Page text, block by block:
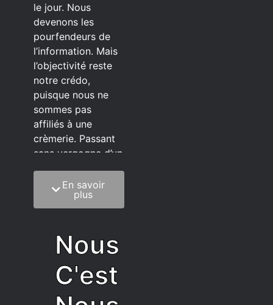
le jour. Nous
devenons les
pourfendeurs de
l’information. Mais
l’objectivité reste
notre crédo,
puisque nous ne
sommes pas
affiliés à une
crèmerie. Passant
sans vergogne d’un
C’est quoi notre
méthode?
sagesse de la
vieillesse à une
grosse dose
d’autodérision. On
est du pur produit
En savoir
plus
Nous
C'est